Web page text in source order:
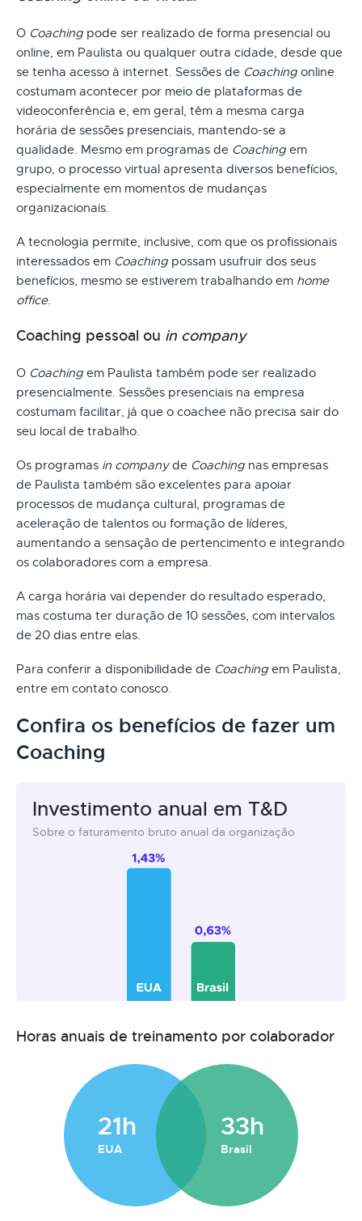
O Coaching pode ser realizado de forma presencial ou
online, em Paulista ou qualquer outra cidade, desde que
se tenha acesso à internet. Sessões de Coaching online
costumam acontecer por meio de plataformas de
videoconferência e, em geral, têm a mesma carga
horária de sessões presenciais, mantendo-se a
qualidade. Mesmo em programas de Coaching em
grupo, o processo virtual apresenta diversos benefícios,
especialmente em momentos de mudanças
organizacionais.
A tecnologia permite, inclusive, com que os profissionais
interessados em Coaching possam usufruir dos seus
benefícios, mesmo se estiverem trabalhando em home
office.
Coaching pessoal ou in company
O Coaching em Paulista também pode ser realizado
presencialmente. Sessões presenciais na empresa
costumam facilitar, já que o coachee não precisa sair do
seu local de trabalho.
Os programas in companyde Coaching nas empresas
de Paulista também são excelentes para apoiar
processos de mudança cultural, programas de
aceleração de talentos ou formação de líderes,
aumentando a sensação de pertencimento e integrando
os colaboradores com a empresa.
A carga horária vai depender do resultado esperado,
mas costuma ter duração de 10 sessões, com intervalos
de 20 dias entre elas.
Para conferir a disponibilidade de Coaching em Paulista,
entre em contato conosco.
Confira os benefícios de fazer um
Coaching
Investimento anual em T&D
Sobre o faturamento bruto anual da organização
Horas anuais de treinamento por colaborador
21h
EUA
33h
Brasil